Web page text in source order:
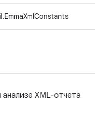
XML-отчета